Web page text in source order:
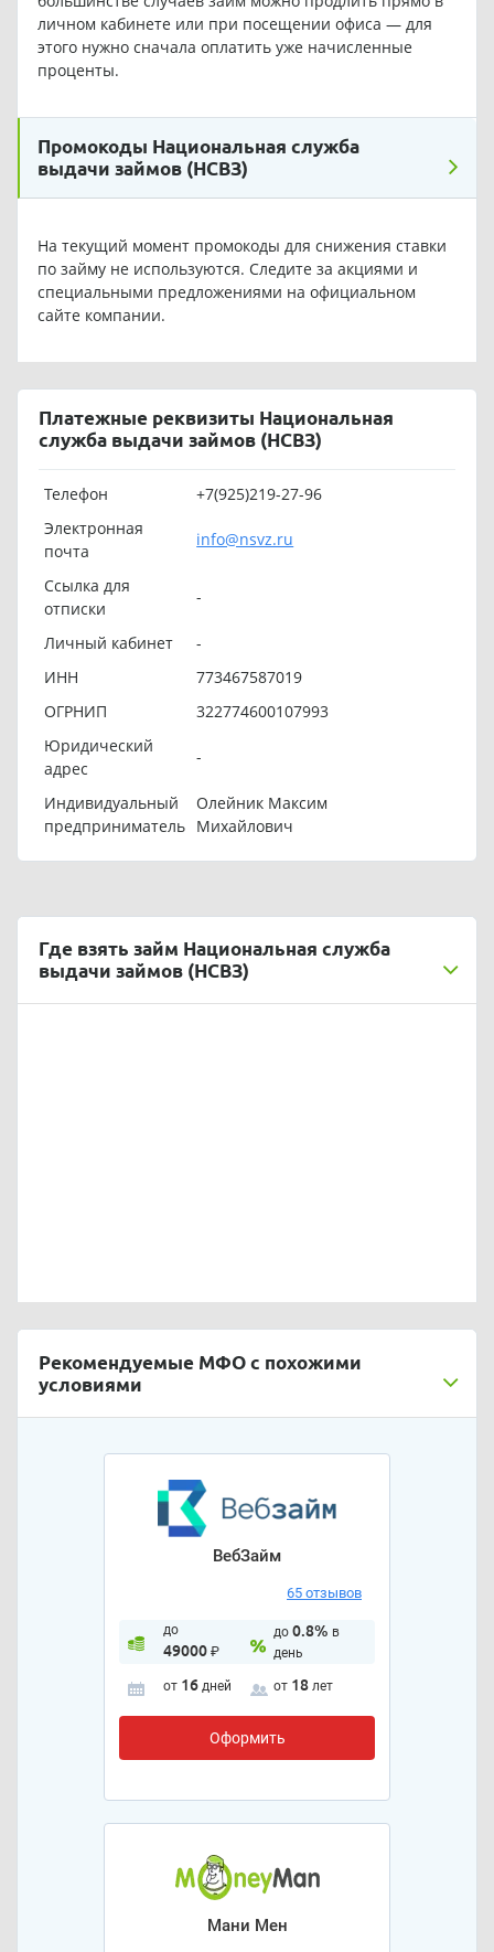
личном кабинете или при посещении офиса — для
этого нужно сначала оплатить уже начисленные
проценты.
Промокоды Национальная служба
выдачи займов (НСВЗ)
На текущий момент промокоды для снижения ставки
по займу не используются. Следите за акциями и
специальными предложениями на официальном
сайте компании.
Платежные реквизиты Национальная
служба выдачи займов (НСВЗ)
Телефон
+7(925)219-27-96
Электронная
почта
info@nsvz.ru
Ссылка для
отписки
-
Личный кабинет
-
ИНН
773467587019
ОГРНИП
322774600107993
Юридический
адрес
-
Индивидуальный
предприниматель
Олейник Максим
Михайлович
Где взять займ Национальная служба
выдачи займов (НСВЗ)
Рекомендуемые МФО с похожими
условиями
ВебЗайм
65 отзывов
до
49000₽
до 0.8% в
день
от 16 дней от 18 лет
Оформить
Мани Мен